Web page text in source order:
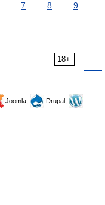
7 8
9
18+
Joomla,
Drupal,